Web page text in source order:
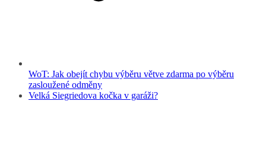
WoT: Jak obejít chybu výběru větve zdarma po výběru
zasloužené odměny
Velká Siegriedova kočka v garáži?